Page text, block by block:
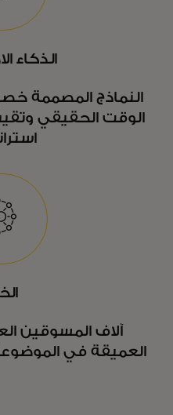
الذكاء
النماذج المصممة
الوقت الحقيقي
آلاف المسوقين
العميقة في